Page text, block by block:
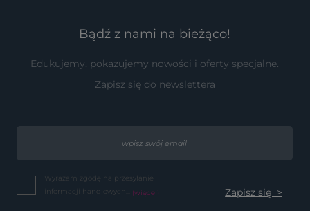
Bądź z nami na bieżąco!
Edukujemy, pokazujemy nowości i oferty specjalne.
Zapisz się do newslettera
Wyrażam zgodę na przesyłanie
informacji handlowych... (więcej)